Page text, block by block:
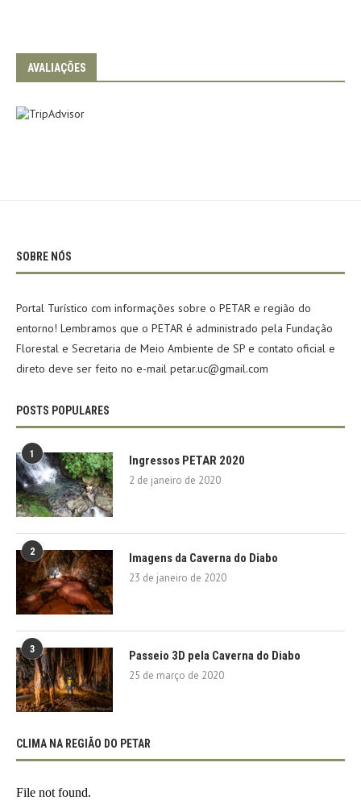
AVALIAÇÕES
SOBRE NÓS
Portal Turístico com informações sobre o PETAR e região do
entorno! Lembramos que o PETAR é administrado pela Fundação
Florestal e Secretaria de Meio Ambiente de SP e contato oficial e
direto deve ser feito no e-mail petar.uc@gmail.com
POSTS POPULARES
1 Ingressos PETAR 2020
2 de janeiro de 2020
2 Imagens da Caverna do Diabo
23 de janeiro de 2020
3 Passeio 3D pela Caverna do Diabo
25 de março de 2020
CLIMA NA REGIÃO DO PETAR